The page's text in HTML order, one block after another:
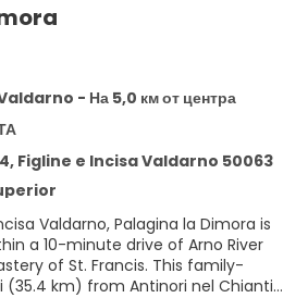
- На 5,0 км от центра
Figline e Incisa Valdarno 50063
Valdarno, Palagina la Dimora is
a 10-minute drive of Arno River
St. Francis. This family-
(35.4 km) from Antinori nel Chianti